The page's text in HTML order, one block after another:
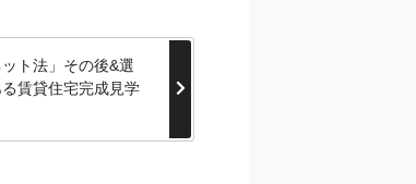
ト法」その後&選
賃貸住宅完成見学